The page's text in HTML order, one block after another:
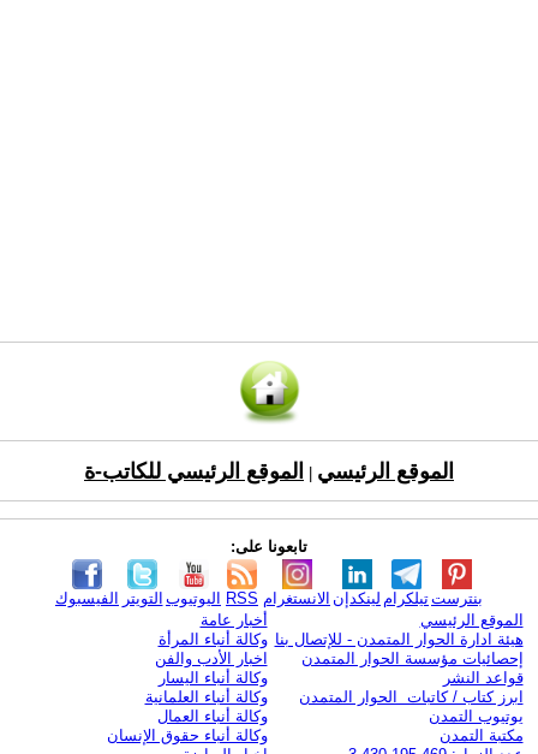
الموقع الرئيسي الموقع الرئيسي للكاتب-ة
تابعونا على:
الفيسبوك التويتر اليوتيوب RSS الانستغرام لينكدإن تيلكرامبنترست
الموقع الرئيسي
هيئة ادارة الحوار المتمدن - للإتصال بنا
إحصائيات مؤسسة الحوار المتمدن
قواعد النشر
ابرز كتاب / كاتبات الحوار المتمدن
يوتيوب التمدن
مكتبة التمدن
أخبار عامة
وكالة أنباء المرأة
اخبار الأدب والفن
وكالة أنباء اليسار
وكالة أنباء العلمانية
وكالة أنباء العمال
وكالة أنباء حقوق الإنسان